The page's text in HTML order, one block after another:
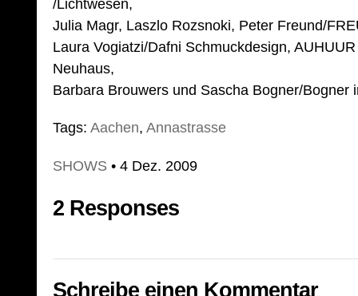
/Lichtwesen,
Julia Magr, Laszlo Rozsnoki, Peter Freund/
Laura Vogiatzi/Dafni Schmuckdesign,
Neuhaus,
Barbara Brouwers und Sascha Bogner/Bogner
Tags: Aachen, Annastrasse
SHOWS • 4 Dez. 2009
2 Responses
Schreibe einen Kommentar